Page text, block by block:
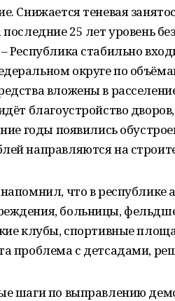
Снижается теневая
25 лет уровень
Республика стабильно
округе по
вложены в
благоустройство
годы появились
направляются на
что в республике
больницы,
клубы, спортивные
проблема с детсадами,
шаги по выправлению